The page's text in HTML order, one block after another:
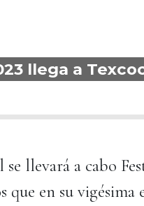
llega a
se llevará a cabo
que en su